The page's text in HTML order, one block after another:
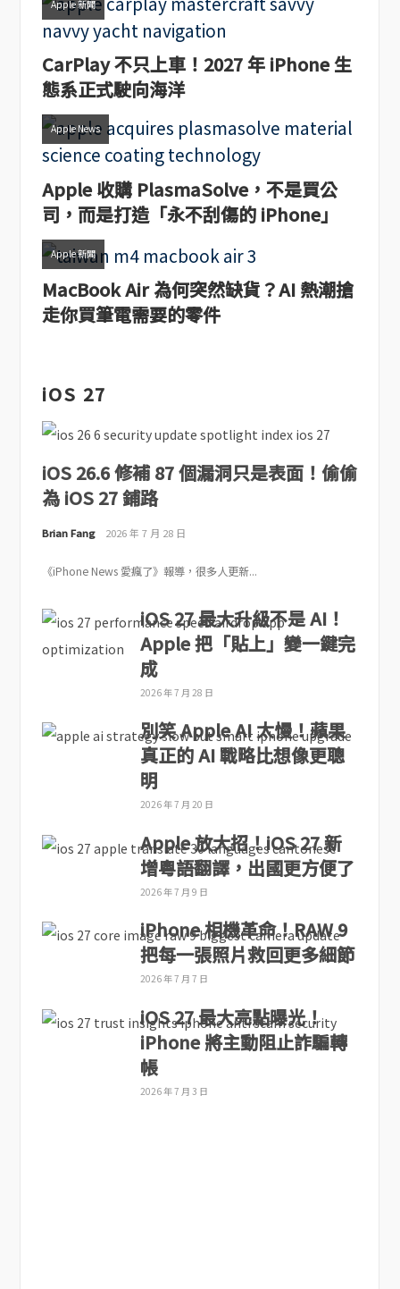
Apple 新聞
CarPlay 不只上車！2027 年 iPhone 生
態系正式駛向海洋
Apple News
Apple 收購 PlasmaSolve，不是買公
司，而是打造「永不刮傷的 iPhone」
Apple 新聞
MacBook Air 為何突然缺貨？AI 熱潮搶
走你買筆電需要的零件
iOS 27
iOS 26.6 修補 87 個漏洞只是表面！偷偷
為 iOS 27 鋪路
Brian Fang 2026 年 7 月 28 日
《iPhone News 愛瘋了》報導，很多人更新...
iOS 27 最大升級不是 AI！
Apple 把「貼上」變一鍵完
成
2026 年 7 月 28 日
別笑 Apple AI 太慢！蘋果
真正的 AI 戰略比想像更聰
明
2026 年 7 月 20 日
Apple 放大招！iOS 27 新
增粵語翻譯，出國更方便了
2026 年 7 月 9 日
iPhone 相機革命！RAW 9
把每一張照片救回更多細節
2026 年 7 月 7 日
iOS 27 最大亮點曝光！
iPhone 將主動阻止詐騙轉
帳
2026 年 7 月 3 日